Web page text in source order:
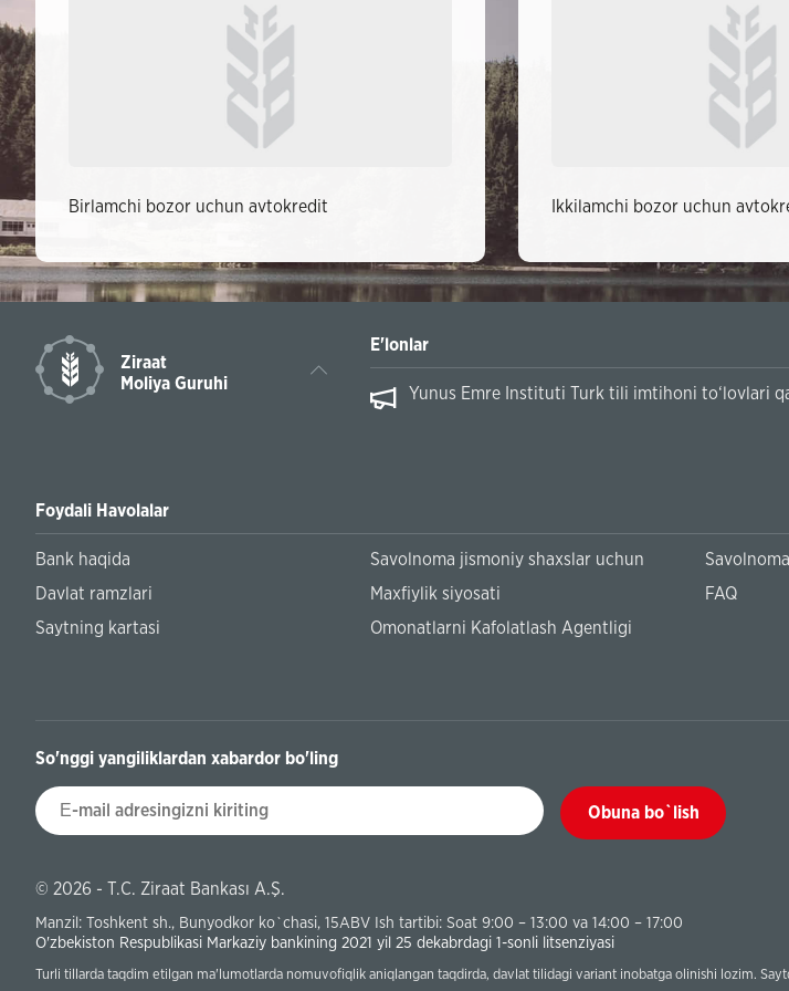
Birlamchi bozor uchun avtokredit Ikkilamchi bozor uchun
Ziraat
Moliya Guruhi
E'lonlar
Yunus Emre Instituti Turk tili imtihoni to‘lovlari
Foydali Havolalar
Bank haqida Savolnoma jismoniy shaxslar uchun
Davlat ramzlari
Maxfiylik siyosati
FAQ
Saytning kartasi
Omonatlarni Kafolatlash Agentligi
So'nggi yangiliklardan xabardor bo'ling
Obuna bo`lish
© 2026 - T.C. Ziraat Bankası A.Ş.
Manzil: Toshkent sh., Bunyodkor ko`chasi, 15ABV Ish tartibi: Soat 9:00 – 13:00 va 14:00 – 17:00
O'zbekiston Respublikasi Markaziy bankining 2021 yil 25 dekabrdagi 1-sonli litsenziyasi
Turli tillarda taqdim etilgan ma'lumotlarda nomuvofiqlik aniqlangan taqdirda, davlat tilidagi variant inobatga olinishi lozim.